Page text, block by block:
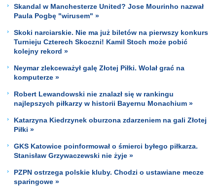
Skandal w Manchesterze United? Jose Mourinho nazwał
Paula Pogbę "wirusem" »
Skoki narciarskie. Nie ma już biletów na pierwszy konkurs
Turnieju Czterech Skoczni! Kamil Stoch może pobić
kolejny rekord »
Neymar zlekceważył galę Złotej Piłki. Wolał grać na
komputerze »
Robert Lewandowski nie znalazł się w rankingu
najlepszych piłkarzy w historii Bayernu Monachium »
Katarzyna Kiedrzynek oburzona zdarzeniem na gali Złotej
Piłki »
GKS Katowice poinformował o śmierci byłego piłkarza.
Stanisław Grzywaczewski nie żyje »
PZPN ostrzega polskie kluby. Chodzi o ustawiane mecze
sparingowe »